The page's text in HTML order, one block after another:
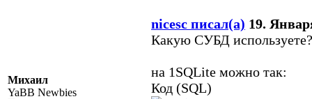
Михаил
YaBB Newbies
nicesc писал(а) 19.
Какую СУБД используете?
на 1SQLite можно так:
Код (SQL)